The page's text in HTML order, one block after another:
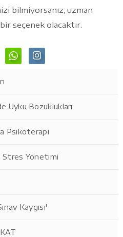
bilmiyorsanız, uzman
seçenek olacaktır.
Uyku Bozuklukları
Psikoterapi
Stres Yönetimi
Kaygısı'